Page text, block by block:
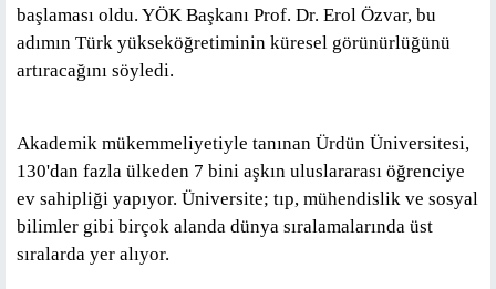
başlaması oldu. YÖK Başkanı Prof. Dr. Erol Özvar, bu
adımın Türk yükseköğretiminin küresel görünürlüğünü
artıracağını söyledi.
Akademik mükemmeliyetiyle tanınan Ürdün Üniversitesi,
130'dan fazla ülkeden 7 bini aşkın uluslararası öğrenciye
ev sahipliği yapıyor. Üniversite; tıp, mühendislik ve sosyal
bilimler gibi birçok alanda dünya sıralamalarında üst
sıralarda yer alıyor.